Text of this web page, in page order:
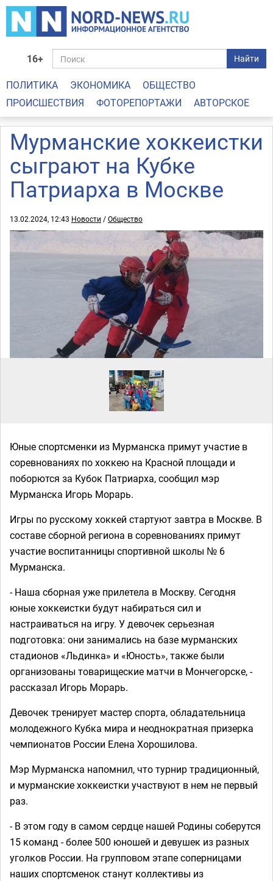
16+ Найти
ПОЛИТИКА ЭКОНОМИКА
ОБЩЕСТВО
ПРОИСШЕСТВИЯ
ФОТОРЕПОРТАЖИ АВТОРСКОЕ
Мурманские хоккеистки
сыграют на Кубке
Патриарха в Москве
13.02.2024, 12:43 Новости /Общество
Юные спортсменки из Мурманска примут участие в
соревнованиях по хоккею на Красной площади и
поборются за Кубок Патриарха, сообщил мэр
Мурманска Игорь Морарь.
Игры по русскому хоккей стартуют завтра в Москве. В
составе сборной региона в соревнованиях примут
участие воспитанницы спортивной школы № 6
Мурманска.
- Наша сборная уже прилетела в Москву. Сегодня
юные хоккеистки будут набираться сил и
настраиваться на игру. У девочек серьезная
подготовка: они занимались на базе мурманских
стадионов «Льдинка» и «Юность», также были
организованы товарищеские матчи в Мончегорске, -
рассказал Игорь Морарь.
Девочек тренирует мастер спорта, обладательница
молодежного Кубка мира и неоднократная призерка
чемпионатов России Елена Хорошилова.
Мэр Мурманска напомнил, что турнир традиционный,
и мурманские хоккеистки участвуют в нем не первый
раз.
- В этом году в самом сердце нашей Родины соберутся
15 команд - более 500 юношей и девушек из разных
уголков России. На групповом этапе соперницами
наших спортсменок станут коллективы из